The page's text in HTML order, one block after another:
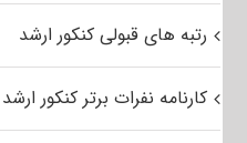
رتبه های قبولی کنکور ارشد
کارنامه نفرات برتر کنکور ارشد